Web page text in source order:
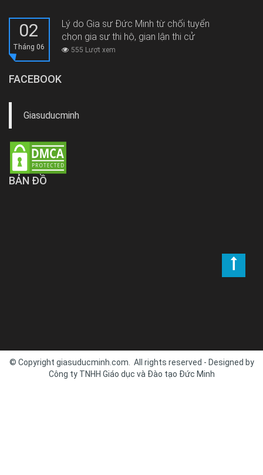
02
Tháng 06
Lý do Gia sư Đức Minh từ chối tuyển
chọn gia sư thi hộ, gian lận thi cử
555 Lượt xem
FACEBOOK
Giasuducminh
BẢN ĐỒ
© Copyright giasuducminh.com. All rights reserved - Designed by
Công ty TNHH Giáo dục và Đào tạo Đức Minh